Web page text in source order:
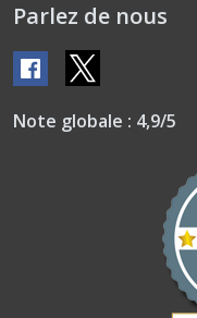
Parlez de nous
Note globale : 4,9/5